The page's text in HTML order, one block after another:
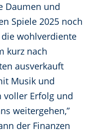
Daumen und
Spiele 2025 noch
wohlverdiente
kurz nach
ausverkauft
Musik und
voller Erfolg und
weitergehen,”
der Finanzen